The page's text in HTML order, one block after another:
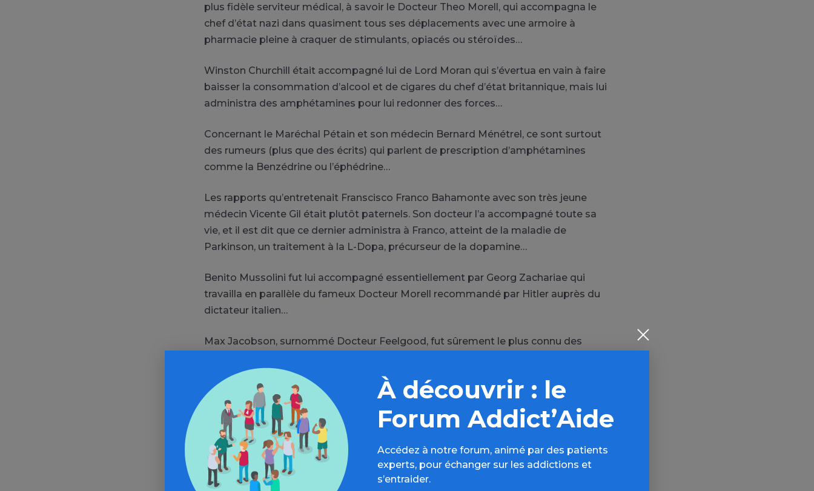
plus fidèle serviteur médical, à savoir le Docteur Theo Morell, qui accompagna le
chef d’état nazi dans quasiment tous ses déplacements avec une armoire à
pharmacie pleine à craquer de stimulants, opiacés ou stéroïdes…
Winston Churchill était accompagné lui de Lord Moran qui s’évertua en vain à faire
baisser la consommation d’alcool et de cigares du chef d’état britannique, mais lui
administra des amphétamines pour lui redonner des forces…
Concernant le Maréchal Pétain et son médecin Bernard Ménétrel, ce sont surtout
des rumeurs (plus que des écrits) qui parlent de prescription d’amphétamines
comme la Benzédrine ou l’éphédrine…
Les rapports qu’entretenait Franscisco Franco Bahamonte avec son très jeune
médecin Vicente Gil était plutôt paternels. Son docteur l’a accompagné toute sa
vie, et il est dit que ce dernier administra à Franco, atteint de la maladie de
Parkinson, un traitement à la L-Dopa, précurseur de la dopamine…
Benito Mussolini fut lui accompagné essentiellement par Georg Zachariae qui
travailla en parallèle du fameux Docteur Morell recommandé par Hitler auprès du
dictateur italien…
Max Jacobson, surnommé Docteur Feelgood, fut sûrement le plus connu des
d’autres personnalités tout aussi connues. Atteint de la maladie d’Addison,
Kennedy fut soulagé de ses douleurs par un médecin aux prescriptions
amphétaminiques, ou autres psychotropes, très large…
Joseph Staline, gros fumeur et gros buveur, se méfiait lui de tout le monde, donc
aussi des médecins. Il dut malgré tout faire confiance au Docteur Vladimir
Vinogradov qui craignait à tout moment d’être exécuté pour empoisonnement…
À découvrir : le
Forum Addict’Aide
Accédez à notre forum, animé par des patients
experts, pour échanger sur les addictions et
s’entraider.